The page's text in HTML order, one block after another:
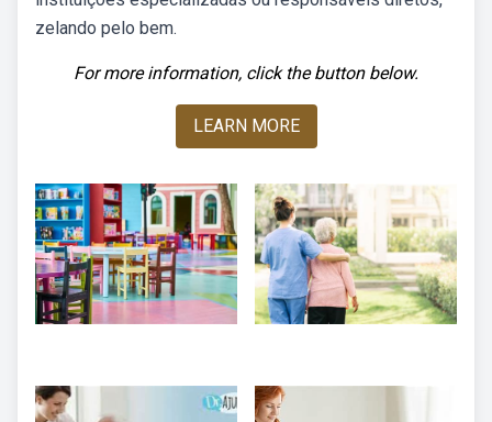
zelando pelo bem.
For more information, click the button below.
LEARN MORE